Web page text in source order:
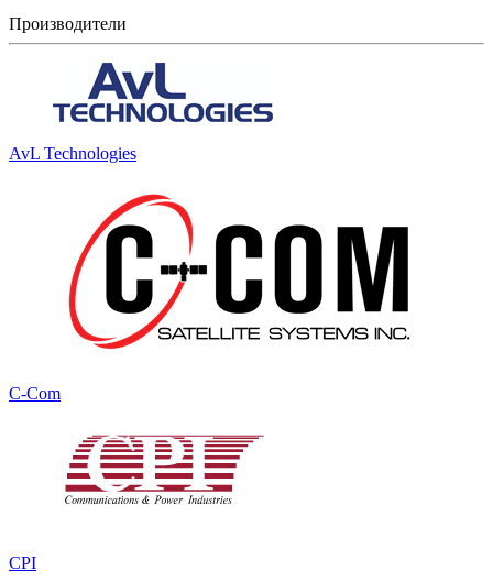
Производители
AvL Technologies
C-Com
CPI